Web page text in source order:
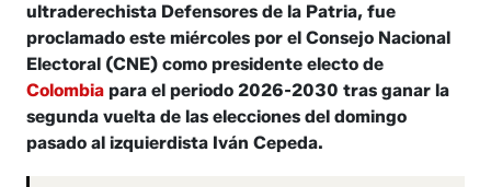
ultraderechista Defensores de la Patria, fue
proclamado este miércoles por el Consejo Nacional
Electoral (CNE) como presidente electo de
Colombia para el periodo 2026-2030 tras ganar la
segunda vuelta de las elecciones del domingo
pasado al izquierdista Iván Cepeda.